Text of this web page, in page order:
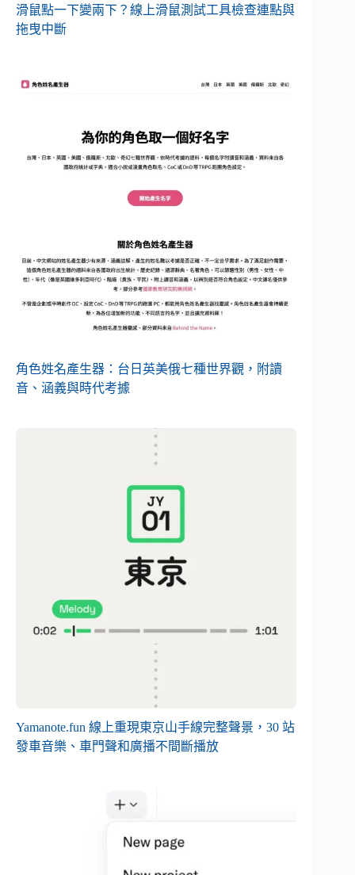
滑鼠點一下變兩下？線上滑鼠測試工具檢查連點與
拖曳中斷
角色姓名產生器：台日英美俄七種世界觀，附讀
音、涵義與時代考據
Yamanote.fun 線上重現東京山手線完整聲景，30 站
發車音樂、車門聲和廣播不間斷播放